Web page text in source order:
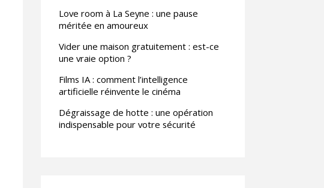
Love room à La Seyne : une pause
méritée en amoureux
Vider une maison gratuitement : est-ce
une vraie option ?
Films IA : comment l’intelligence
artificielle réinvente le cinéma
Dégraissage de hotte : une opération
indispensable pour votre sécurité